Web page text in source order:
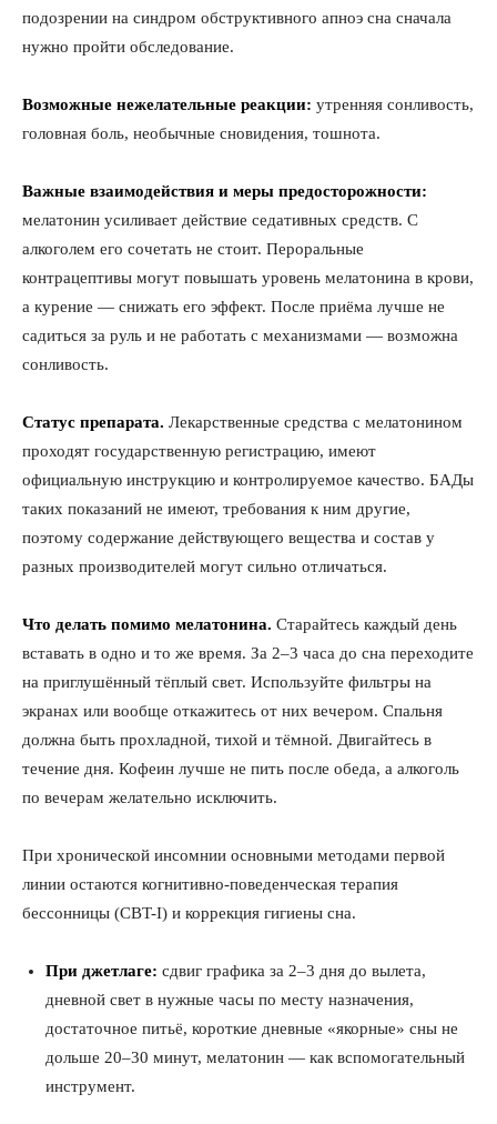
подозрении на синдром обструктивного апноэ сна сначала
нужно пройти обследование.
Возможные нежелательные реакции: утренняя сонливость,
головная боль, необычные сновидения, тошнота.
Важные взаимодействия и меры предосторожности:
мелатонин усиливает действие седативных средств. С
алкоголем его сочетать не стоит. Пероральные
контрацептивы могут повышать уровень мелатонина в крови,
а курение — снижать его эффект. После приёма лучше не
садиться за руль и не работать с механизмами — возможна
сонливость.
Статус препарата. Лекарственные средства с мелатонином
проходят государственную регистрацию, имеют
официальную инструкцию и контролируемое качество. БАДы
таких показаний не имеют, требования к ним другие,
поэтому содержание действующего вещества и состав у
разных производителей могут сильно отличаться.
Что делать помимо мелатонина. Старайтесь каждый день
вставать в одно и то же время. За 2–3 часа до сна переходите
на приглушённый тёплый свет. Используйте фильтры на
экранах или вообще откажитесь от них вечером. Спальня
должна быть прохладной, тихой и тёмной. Двигайтесь в
течение дня. Кофеин лучше не пить после обеда, а алкоголь
по вечерам желательно исключить.
При хронической инсомнии основными методами первой
линии остаются когнитивно-поведенческая терапия
бессонницы (CBT-I) и коррекция гигиены сна.
При джетлаге: сдвиг графика за 2–3 дня до вылета,
дневной свет в нужные часы по месту назначения,
достаточное питьё, короткие дневные «якорные» сны не
дольше 20–30 минут, мелатонин — как вспомогательный
инструмент.